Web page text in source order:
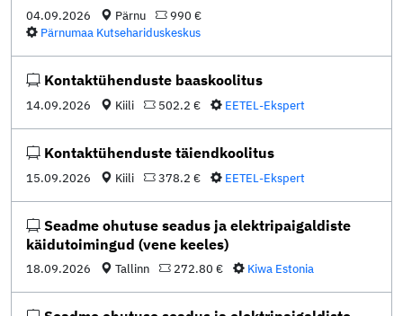
04.09.2026 Pärnu
990 €
Pärnumaa Kutsehariduskeskus
Kontaktühenduste baaskoolitus
14.09.2026 Kiili 502.2 € EETEL-Ekspert
Kontaktühenduste täiendkoolitus
15.09.2026 Kiili 378.2 € EETEL-Ekspert
Seadme ohutuse seadus ja elektripaigaldiste
käidutoimingud (vene keeles)
18.09.2026 Tallinn 272.80 € Kiwa Estonia